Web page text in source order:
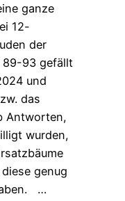
ganze
12-
der
89-93 gefällt
und
das
Antworten,
wurden,
genug
…